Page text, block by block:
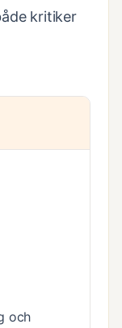
kritiker
och